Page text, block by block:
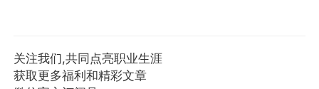
关注我们,共同点亮职业生涯
获取更多福利和精彩文章